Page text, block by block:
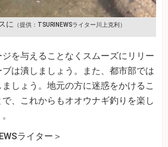
に （提供：TSURINEWSライター川上克利）
を与えることなくスムーズにリリー
は潰しましょう。また、都市部では
しょう。地元の方に迷惑をかけるこ
、これからもオオウナギ釣りを楽し
ライター＞